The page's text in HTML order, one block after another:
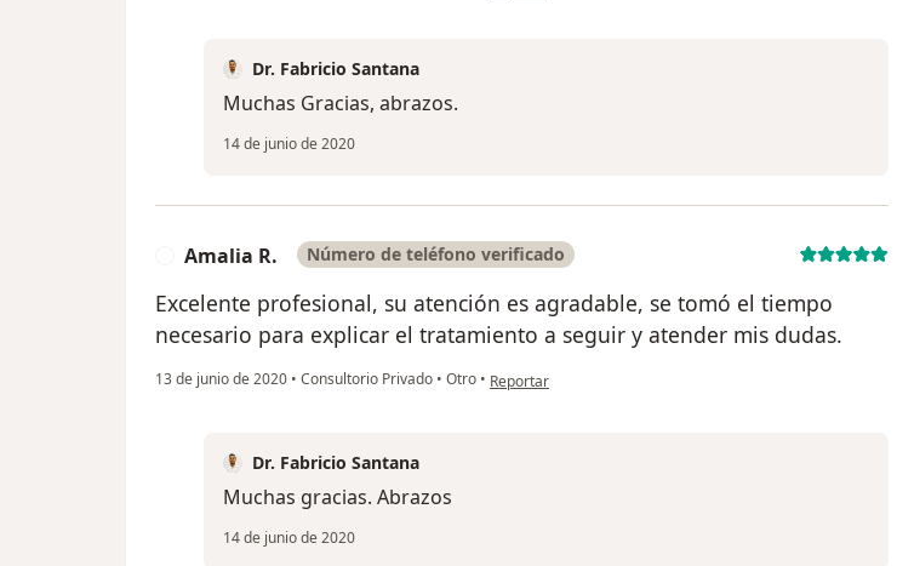
Dr. Fabricio Santana
Muchas Gracias, abrazos.
14 de junio de 2020
Amalia R. Número de teléfono verificado
Excelente profesional, su atención es agradable, se tomó el tiempo
necesario para explicar el tratamiento a seguir y atender mis dudas.
13 de junio de 2020 • Consultorio Privado • Otro • en opinión del usuario Amalia R.
Reportar
Dr. Fabricio Santana
Muchas gracias. Abrazos
14 de junio de 2020